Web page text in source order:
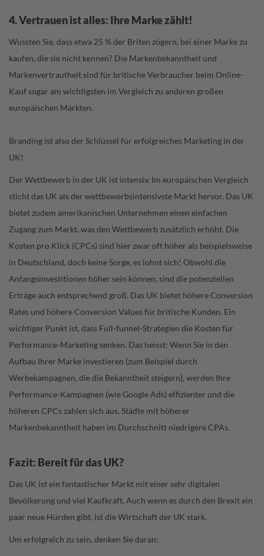
4. Vertrauen ist alles: Ihre Marke zählt!
Wussten Sie, dass etwa 25 % der Briten zögern, bei einer Marke zu
kaufen, die sie nicht kennen? Die Markenbekanntheit und
Markenvertrautheit sind für britische Verbraucher beim Online-
Kauf sogar am wichtigsten im Vergleich zu anderen großen
europäischen Märkten.
Branding ist also der Schlüssel für erfolgreiches Marketing in der
UK!
Der Wettbewerb in der UK ist intensiv. Im europäischen Vergleich
sticht das UK als der wettbewerbsintensivste Markt hervor. Das UK
bietet zudem amerikanischen Unternehmen einen einfachen
Zugang zum Markt, was den Wettbewerb zusätzlich erhöht. Die
Kosten pro Klick (CPCs) sind hier zwar oft höher als beispielsweise
in Deutschland, doch keine Sorge, es lohnt sich! Obwohl die
Anfangsinvestitionen höher sein können, sind die potenziellen
Erträge auch entsprechend groß. Das UK bietet höhere Conversion
Rates und höhere Conversion Values für britische Kunden. Ein
wichtiger Punkt ist, dass Full-funnel-Strategien die Kosten für
Performance-Marketing senken. Das heisst: Wenn Sie in den
Aufbau Ihrer Marke investieren (zum Beispiel durch
Werbekampagnen, die die Bekanntheit steigern), werden Ihre
Performance-Kampagnen (wie Google Ads) effizienter und die
höheren CPCs zahlen sich aus. Städte mit höherer
Markenbekanntheit haben im Durchschnitt niedrigere CPAs.
Fazit: Bereit für das UK?
Das UK ist ein fantastischer Markt mit einer sehr digitalen
Bevölkerung und viel Kaufkraft. Auch wenn es durch den Brexit ein
paar neue Hürden gibt, ist die Wirtschaft der UK stark.
Um erfolgreich zu sein, denken Sie daran: